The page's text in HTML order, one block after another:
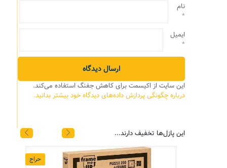
نام
*
ایمیل
*
این سایت از اکیسمت برای کاهش جفنگ استفاده می‌کند.
درباره چگونگی پردازش داده‌های دیدگاه خود بیشتر بدانید.
این پازل‌ها تخفیف دارند...
حراج